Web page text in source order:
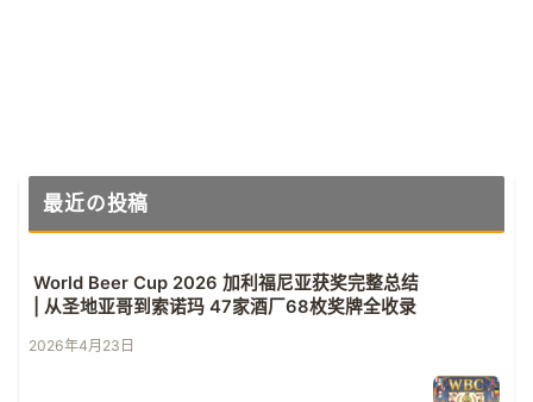
最近の投稿
World Beer Cup 2026 加利福尼亚获奖完整总结
| 从圣地亚哥到索诺玛 47家酒厂68枚奖牌全收录
2026年4月23日